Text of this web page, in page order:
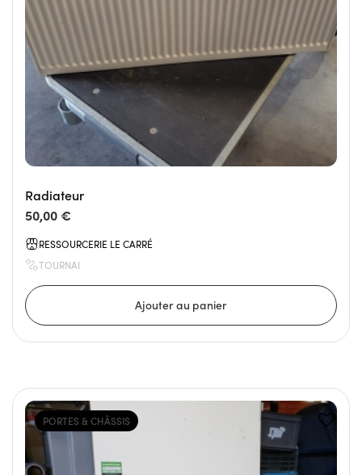
Radiateur
50,00 €
RESSOURCERIE LE CARRÉ
TOURNAI
PORTES & CHÂSSIS